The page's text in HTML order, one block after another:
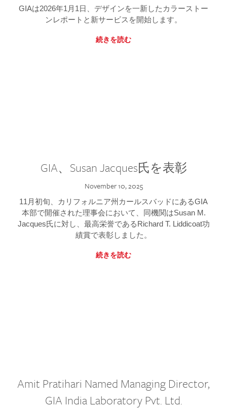
GIAは2026年1月1日、デザインを一新したカラーストー
ンレポートと新サービスを開始します。
続きを読む
GIA、Susan Jacques氏を表彰
November 10, 2025
11月初旬、カリフォルニア州カールスバッドにあるGIA
本部で開催された理事会において、同機関はSusan M.
Jacques氏に対し、最高栄誉であるRichard T. Liddicoat功
績賞で表彰しました。
続きを読む
Amit Pratihari Named Managing Director,
GIA India Laboratory Pvt. Ltd.